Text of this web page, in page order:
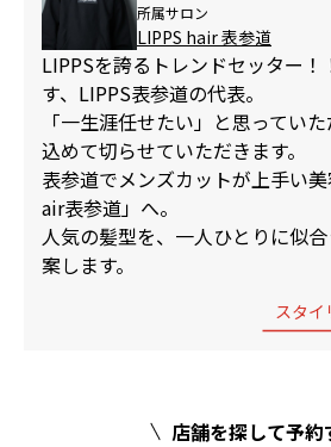
所属サロン
LIPPS hair 表参道
LIPPSを誇るトレンドセッター
す、LIPPS表参道の代表。
「一生涯任せたい」と思ってい
込めて切らせていただきます。
表参道でメンズカットが上手い
air表参道」へ。
人気の髪型を、一人ひとりに似
案します。
スタ
店舗を探して予約